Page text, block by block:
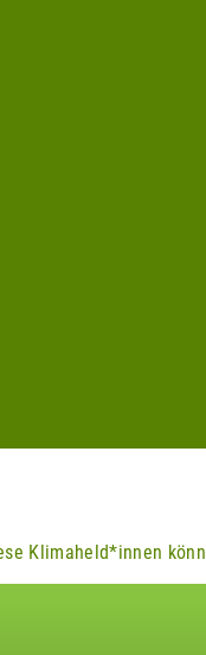
Klimaheld*innen